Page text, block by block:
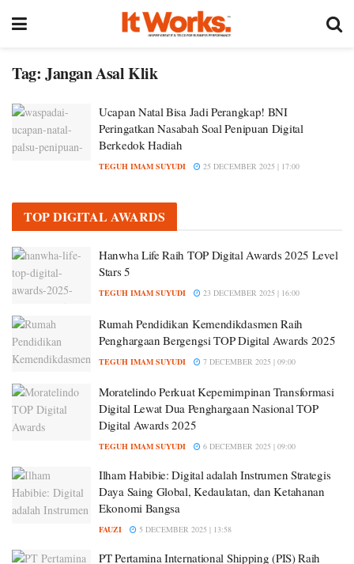
Tag: Jangan Asal Klik
Ucapan Natal Bisa Jadi Perangkap! BNI
Peringatkan Nasabah Soal Penipuan Digital
Berkedok Hadiah
TEGUH IMAM SUYUDI 25 DECEMBER 2025 | 17:00
TOP DIGITAL AWARDS
Hanwha Life Raih TOP Digital Awards 2025 Level
Stars 5
TEGUH IMAM SUYUDI 23 DECEMBER 2025 | 16:00
Rumah Pendidikan Kemendikdasmen Raih
Penghargaan Bergengsi TOP Digital Awards 2025
TEGUH IMAM SUYUDI 7 DECEMBER 2025 | 09:00
Moratelindo Perkuat Kepemimpinan Transformasi
Digital Lewat Dua Penghargaan Nasional TOP
Digital Awards 2025
TEGUH IMAM SUYUDI 6 DECEMBER 2025 | 09:00
Ilham Habibie: Digital adalah Instrumen Strategis
Daya Saing Global, Kedaulatan, dan Ketahanan
Ekonomi Bangsa
FAUZI 5 DECEMBER 2025 | 13:58
PT Pertamina International Shipping (PIS) Raih